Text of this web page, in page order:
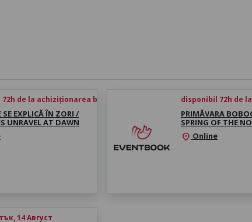
de la achiziționarea biletului
SE EXPLICĂ ÎN ZORI /
UNRAVEL AT DAWN
disponibil 72h de
PRIMĂVARA
SPRING OF THE
location_on Online
14 Август